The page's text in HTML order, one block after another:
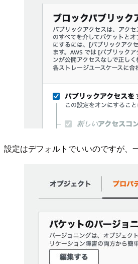
設定はデフォルトでいいのですが、